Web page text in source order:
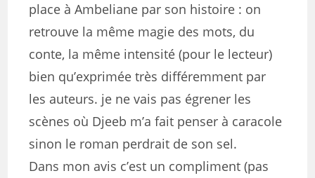
place à Ambeliane par son histoire : on
retrouve la même magie des mots, du
conte, la même intensité (pour le lecteur)
bien qu’exprimée très différemment par
les auteurs. je ne vais pas égrener les
scènes où Djeeb m’a fait penser à caracole
sinon le roman perdrait de son sel.
Dans mon avis c’est un compliment (pas